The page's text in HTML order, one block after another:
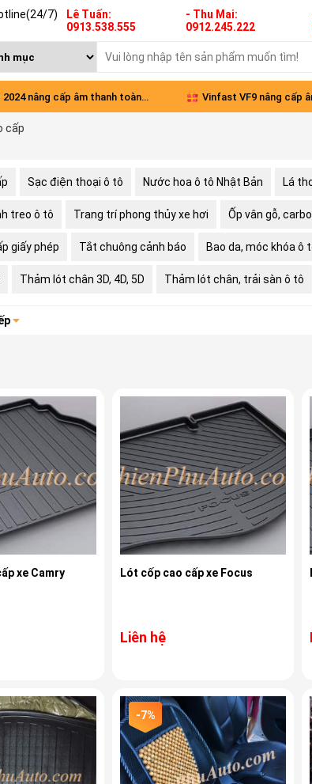
7)
Lê Tuấn:
0913.538.555
- Thu Mai:
0912.245.222
2024 nâng cấp âm thanh toàn Vinfast VF9 nâng cấp
cấp
Sạc điện thoại ô tô Nước hoa ô tô Nhật Bản Lá
treo ô tô Trang trí phong thủy xe hơi Ốp vân gỗ,
giấy phép Tắt chuông cảnh báo Bao da, móc khóa ô
Thảm lót chân 3D, 4D, 5D Thảm lót chân, trải sàn ô tô
xe Camry Lót cốp cao cấp xe Focus
Liên hệ
-7%